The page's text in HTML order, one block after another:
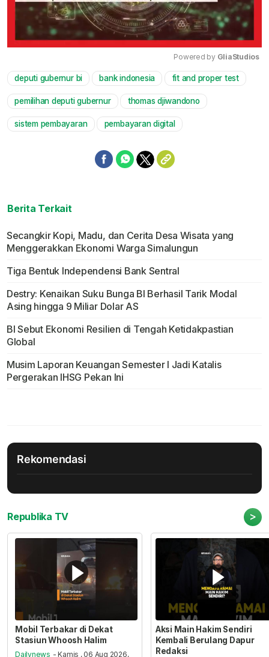
Mute
Powered by GliaStudios
deputi gubernur bi bank indonesia fit and proper test
pemilihan deputi gubernur thomas djiwandono
sistem pembayaran pembayaran digital
Berita Terkait
Secangkir Kopi, Madu, dan Cerita Desa Wisata yang
Menggerakkan Ekonomi Warga Simalungun
Tiga Bentuk Independensi Bank Sentral
Destry: Kenaikan Suku Bunga BI Berhasil Tarik Modal
Asing hingga 9 Miliar Dolar AS
BI Sebut Ekonomi Resilien di Tengah Ketidakpastian
Global
Musim Laporan Keuangan Semester I Jadi Katalis
Pergerakan IHSG Pekan Ini
Rekomendasi
Republika TV >
Mobil Terbakar di Dekat
Stasiun Whoosh Halim
Dailynews - Kamis , 06 Aug 2026,
Aksi Main Hakim Sendiri
Kembali Berulang Dapur
Redaksi